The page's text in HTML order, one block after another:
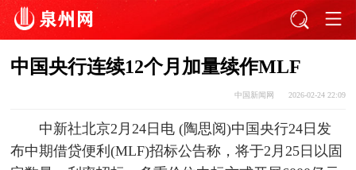
中国央行连续12个月加量续作MLF
中国新闻网 2026-02-24 22:09
中新社北京2月24日电 (陶思阅)中国央行24日发
布中期借贷便利(MLF)招标公告称，将于2月25日以固